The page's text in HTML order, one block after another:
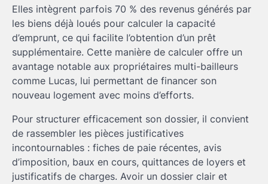
Elles intègrent parfois 70 % des revenus générés par
les biens déjà loués pour calculer la capacité
d’emprunt, ce qui facilite l’obtention d’un prêt
supplémentaire. Cette manière de calculer offre un
avantage notable aux propriétaires multi-bailleurs
comme Lucas, lui permettant de financer son
nouveau logement avec moins d’efforts.
Pour structurer efficacement son dossier, il convient
de rassembler les pièces justificatives
incontournables : fiches de paie récentes, avis
d’imposition, baux en cours, quittances de loyers et
justificatifs de charges. Avoir un dossier clair et